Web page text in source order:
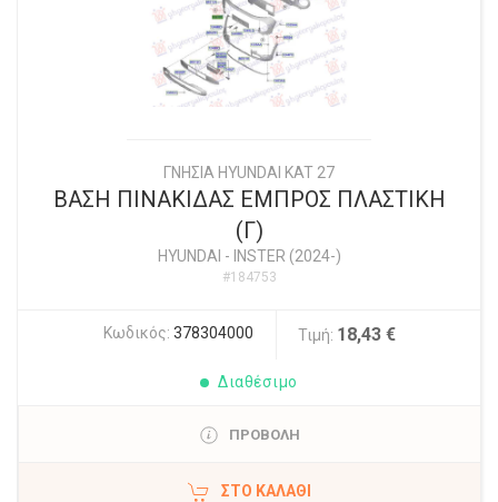
ΓΝΗΣΙΑ HYUNDAI KAT 27
ΒΑΣΗ ΠΙΝΑΚΙΔΑΣ ΕΜΠΡΟΣ ΠΛΑΣΤΙΚΗ
(Γ)
HYUNDAI - INSTER (2024-)
#184753
Κωδικός: 378304000 Τιμή: 18,43 €
Διαθέσιμο
ΠΡΟΒΟΛΗ
ΣΤΟ ΚΑΛΆΘΙ